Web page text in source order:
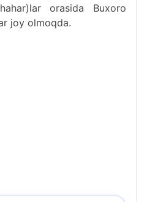
orasida Buxoro
joy olmoqda.